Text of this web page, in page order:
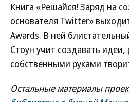
Книга «Решайся! Заряд на
основателя Twitter»
Awards. В ней
Стоун учит создавать идеи,
собственными руками
Остальные материалы